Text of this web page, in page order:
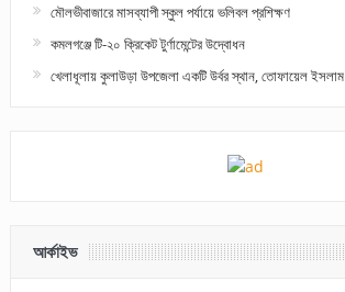
মৌলভীবাজারে মাসব্যাপী স্কুল পর্যায়ে ভলিবল প্রশিক্ষণ
কমলগঞ্জে টি-২০ ক্রিকেট টুর্ণামেন্টের উদ্বোধন
খেলাধূলায় কুলাউড়া উপজেলা একটি উর্বর স্থান, তোফায়েল ইসলাম
আর্কাইভ